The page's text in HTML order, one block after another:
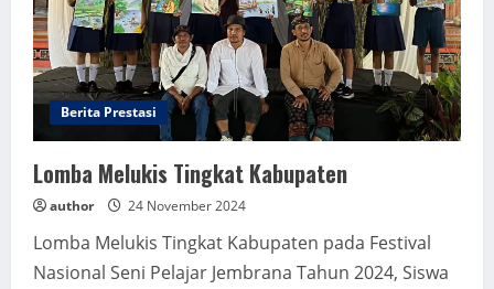
Berita Prestasi
Lomba Melukis Tingkat Kabupaten
author 24 November 2024
Lomba Melukis Tingkat Kabupaten pada Festival
Nasional Seni Pelajar Jembrana Tahun 2024, Siswa